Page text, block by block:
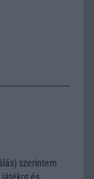
szerintem
és